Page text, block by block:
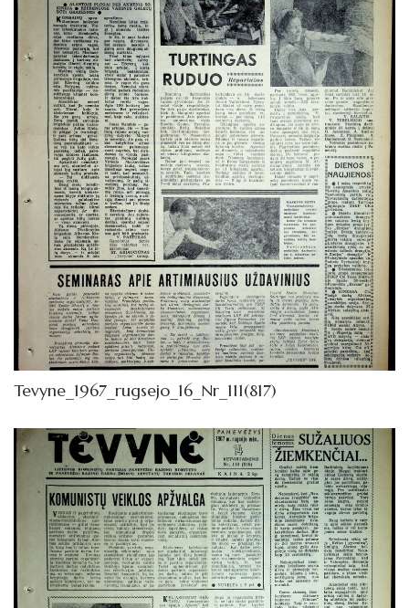
Tevyne_1967_rugsejo_16_Nr_111(817)